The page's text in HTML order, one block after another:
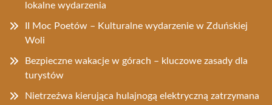
lokalne wydarzenia
II Moc Poetów – Kulturalne wydarzenie w Zduńskiej
Woli
Bezpieczne wakacje w górach – kluczowe zasady dla
turystów
Nietrzeźwa kierująca hulajnogą elektryczną zatrzymana